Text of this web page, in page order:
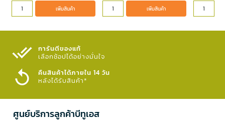
เพิ่มสินค้า เพิ่มสินค้า
การันตีของแท้
เลือกช้อปได้อย่างมั่นใจ​
คืนสินค้าได้ภายใน 14 วัน
หลังได้รับสินค้า*
ศูนย์บริการลูกค้าบีทูเอส